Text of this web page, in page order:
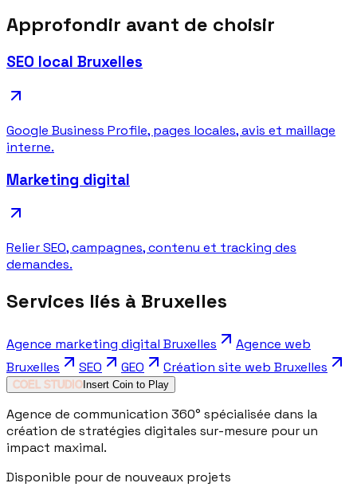
Approfondir avant de choisir
SEO local Bruxelles
Google Business Profile, pages locales, avis et maillage
interne.
Marketing digital
Relier SEO, campagnes, contenu et tracking des
demandes.
Services liés à Bruxelles
Agence marketing digital Bruxelles
Agence web
Bruxelles
SEO GEO Création site web Bruxelles
COEL STUDIO Insert Coin to Play
Agence de communication 360° spécialisée dans la
création de stratégies digitales sur-mesure pour un
impact maximal.
Disponible pour de nouveaux projets